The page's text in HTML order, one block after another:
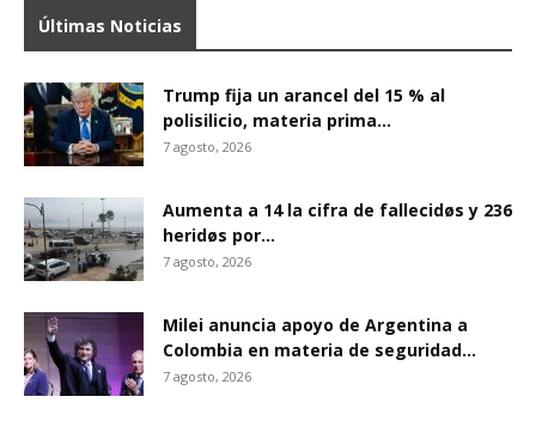
Últimas Noticias
Trump fija un arancel del 15 % al
polisilicio, materia prima...
7 agosto, 2026
Aumenta a 14 la cifra de fallecidøs y 236
heridøs por...
7 agosto, 2026
Milei anuncia apoyo de Argentina a
Colombia en materia de seguridad...
7 agosto, 2026